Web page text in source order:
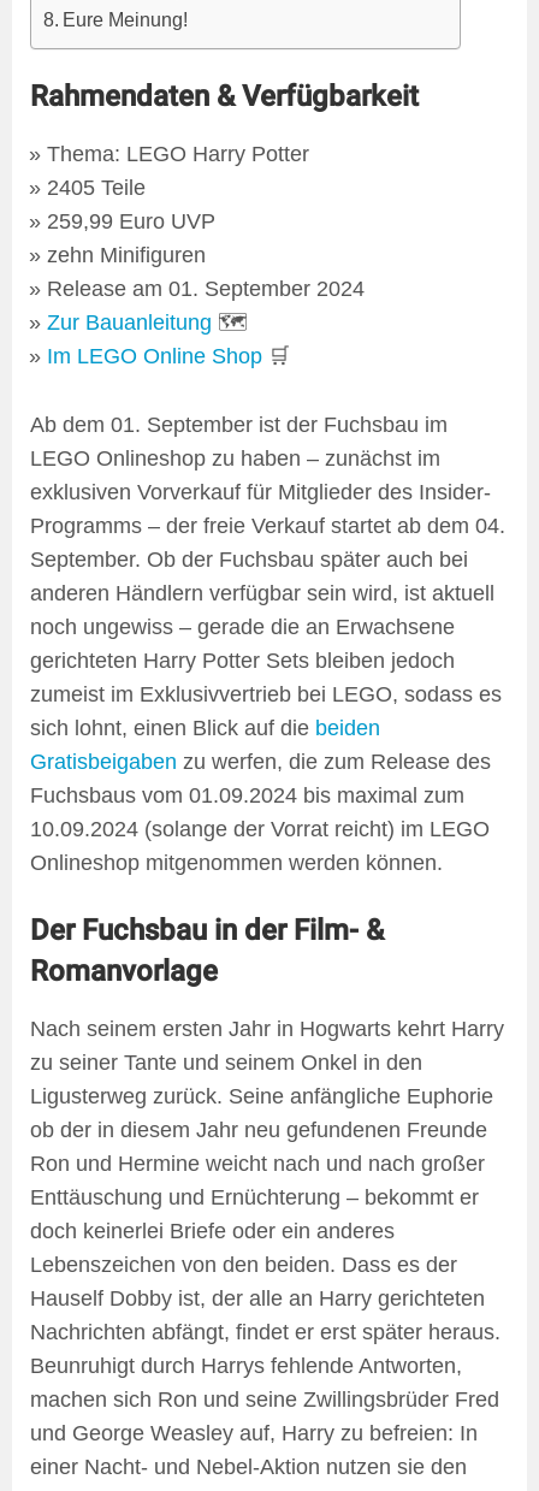
Eure Meinung!
Rahmendaten & Verfügbarkeit
Thema: LEGO Harry Potter
2405 Teile
259,99 Euro UVP
zehn Minifiguren
Release am 01. September 2024
Zur Bauanleitung 🗺
Im LEGO Online Shop 🛒
Ab dem 01. September ist der Fuchsbau im
LEGO Onlineshop zu haben – zunächst im
exklusiven Vorverkauf für Mitglieder des Insider-
Programms – der freie Verkauf startet ab dem 04.
September. Ob der Fuchsbau später auch bei
anderen Händlern verfügbar sein wird, ist aktuell
noch ungewiss – gerade die an Erwachsene
gerichteten Harry Potter Sets bleiben jedoch
zumeist im Exklusivvertrieb bei LEGO, sodass es
sich lohnt, einen Blick auf die beiden
Gratisbeigaben zu werfen, die zum Release des
Fuchsbaus vom 01.09.2024 bis maximal zum
10.09.2024 (solange der Vorrat reicht) im LEGO
Onlineshop mitgenommen werden können.
Der Fuchsbau in der Film- &
Romanvorlage
Nach seinem ersten Jahr in Hogwarts kehrt Harry
zu seiner Tante und seinem Onkel in den
Ligusterweg zurück. Seine anfängliche Euphorie
ob der in diesem Jahr neu gefundenen Freunde
Ron und Hermine weicht nach und nach großer
Enttäuschung und Ernüchterung – bekommt er
doch keinerlei Briefe oder ein anderes
Lebenszeichen von den beiden. Dass es der
Hauself Dobby ist, der alle an Harry gerichteten
Nachrichten abfängt, findet er erst später heraus.
Beunruhigt durch Harrys fehlende Antworten,
machen sich Ron und seine Zwillingsbrüder Fred
und George Weasley auf, Harry zu befreien: In
einer Nacht- und Nebel-Aktion nutzen sie den